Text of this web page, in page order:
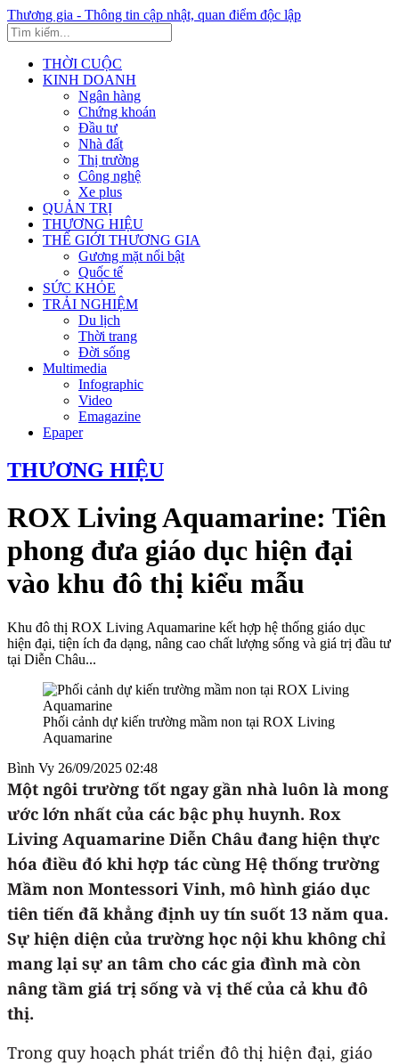
Thương gia - Thông tin cập nhật, quan điểm độc lập
THỜI CUỘC
KINH DOANH
Ngân hàng
Chứng khoán
Đầu tư
Nhà đất
Thị trường
Công nghệ
Xe plus
QUẢN TRỊ
THƯƠNG HIỆU
THẾ GIỚI THƯƠNG GIA
Gương mặt nổi bật
Quốc tế
SỨC KHỎE
TRẢI NGHIỆM
Du lịch
Thời trang
Đời sống
Multimedia
Infographic
Video
Emagazine
Epaper
THƯƠNG HIỆU
ROX Living Aquamarine: Tiên
phong đưa giáo dục hiện đại
vào khu đô thị kiểu mẫu
Khu đô thị ROX Living Aquamarine kết hợp hệ thống giáo dục
hiện đại, tiện ích đa dạng, nâng cao chất lượng sống và giá trị đầu tư
tại Diễn Châu...
Phối cảnh dự kiến trường mầm non tại ROX Living
Aquamarine
Bình Vy 26/09/2025 02:48
Một ngôi trường tốt ngay gần nhà luôn là mong
ước lớn nhất của các bậc phụ huynh. Rox
Living Aquamarine Diễn Châu đang hiện thực
hóa điều đó khi hợp tác cùng Hệ thống trường
Mầm non Montessori Vinh, mô hình giáo dục
tiên tiến đã khẳng định uy tín suốt 13 năm qua.
Sự hiện diện của trường học nội khu không chỉ
mang lại sự an tâm cho các gia đình mà còn
nâng tầm giá trị sống và vị thế của cả khu đô
thị.
Trong quy hoạch phát triển đô thị hiện đại, giáo